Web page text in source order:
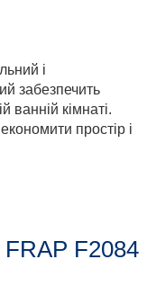
і
забезпечить
ванній кімнаті.
простір і
F2084